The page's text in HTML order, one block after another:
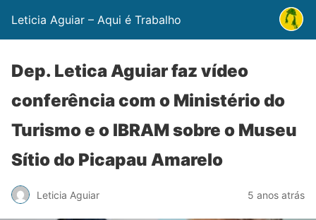
Leticia Aguiar – Aqui é Trabalho
Dep. Letica Aguiar faz vídeo
conferência com o Ministério do
Turismo e o IBRAM sobre o Museu
Sítio do Picapau Amarelo
Leticia Aguiar 5 anos atrás